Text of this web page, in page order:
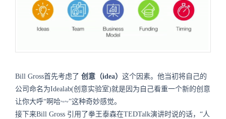
Bill Gross首先考虑了 创意（idea） 这个因素。他当初将自己的
公司命名为Idealab(创意实验室)就是因为自己看重一个新的创意
让你大呼“啊哈~~”这种奇妙感觉。
接下来Bill Gross 引用了拳王泰森在TEDTalk演讲时说的话，“人